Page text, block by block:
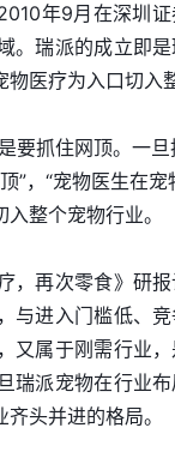
年9月在深圳
。瑞派的成立即
医疗为入口切入
要抓住网顶。一
，“宠物医生在宠
整个宠物行业。
，再次零食》研
与进入门槛低、
又属于刚需行业
瑞派宠物在行业
头并进的格局。